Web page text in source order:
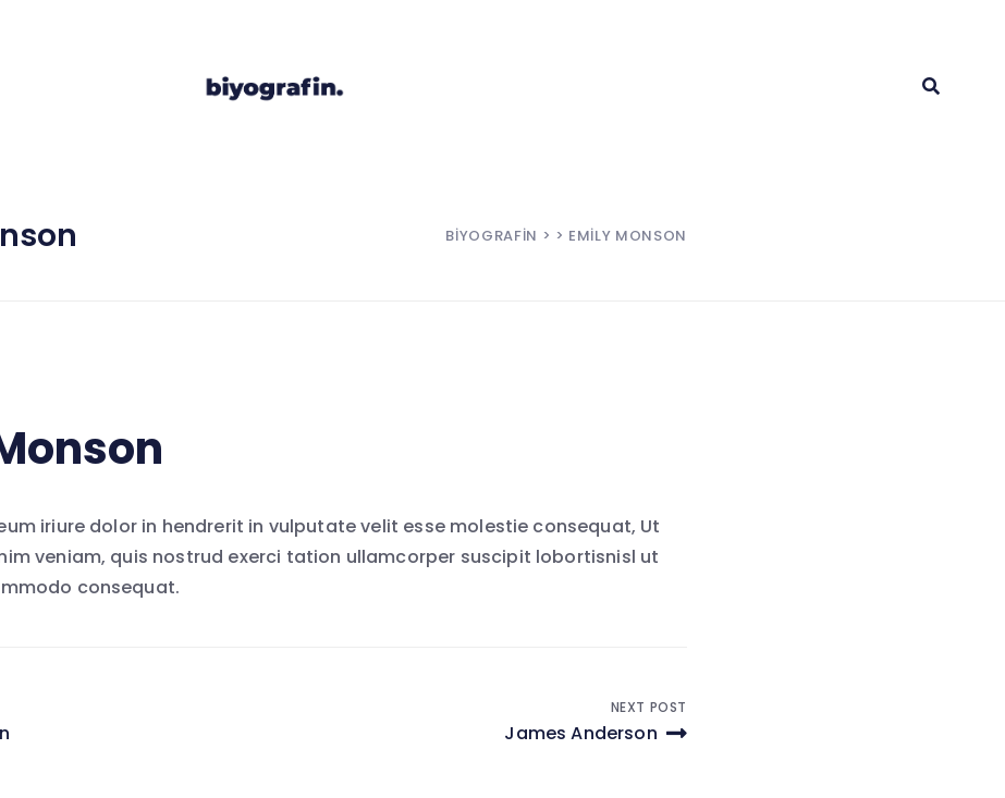
BIYOGRAFIN > > EMILY MONSON
iriure dolor in hendrerit in vulputate velit esse molestie consequat, Ut
veniam, quis nostrud exerci tation ullamcorper suscipit lobortisnisl ut
consequat.
NEXT POST
James Anderson